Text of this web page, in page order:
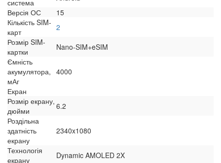
система
Версія ОС
15
Кількість SIM-
карт
2
Розмір SIM-
картки
Nano-SIM+eSIM
Ємність
акумулятора,
мАг
4000
Екран
Розмір екрану,
дюйми
6.2
Роздільна
здатність
екрану
2340x1080
Технологія
екрану
Dynamic AMOLED 2X